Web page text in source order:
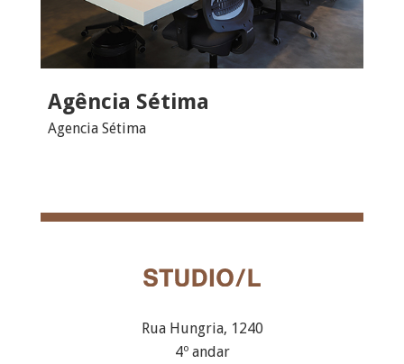
Agência Sétima
Agencia Sétima
Rua Hungria, 1240
4º andar